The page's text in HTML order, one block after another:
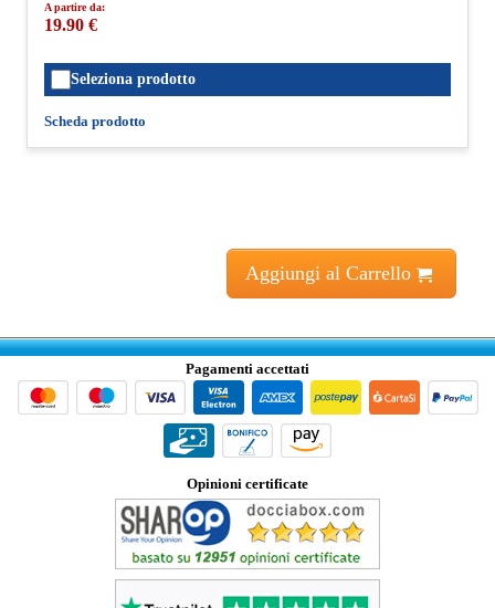
A partire da:
19.90 €
Seleziona prodotto
Scheda prodotto
Aggiungi al Carrello
Pagamenti accettati
Opinioni certificate